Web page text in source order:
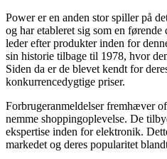
Power er en anden stor spiller på
og har etableret sig som en
leder efter produkter inden for
sin historie tilbage til 1978, hvor
Siden da er de blevet kendt for
konkurrencedygtige priser.
Forbrugeranmeldelser fremhæver
nemme shoppingoplevelse. De
ekspertise inden for elektronik.
markedet og deres popularitet